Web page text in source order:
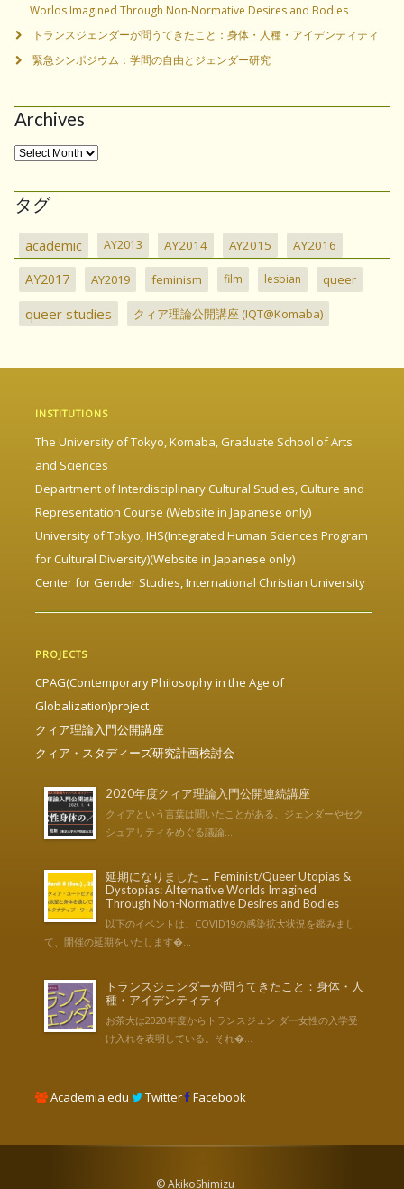
Worlds Imagined Through Non-Normative Desires and Bodies
トランスジェンダーが問うてきたこと：身体・人種・アイデンティティ
緊急シンポジウム：学問の自由とジェンダー研究
Archives
タグ
academic AY2013 AY2014 AY2015 AY2016
AY2017 AY2019 feminism film lesbian queer
queer studies クィア理論公開講座 (IQT@Komaba)
INSTITUTIONS
The University of Tokyo, Komaba, Graduate School of Arts
and Sciences
Department of Interdisciplinary Cultural Studies, Culture and
Representation Course (Website in Japanese only)
University of Tokyo, IHS(Integrated Human Sciences Program
for Cultural Diversity)(Website in Japanese only)
Center for Gender Studies, International Christian University
PROJECTS
CPAG(Contemporary Philosophy in the Age of
Globalization)project
クィア理論入門公開講座
クィア・スタディーズ研究計画検討会
2020年度クィア理論入門公開連続講座
クィアという言葉は聞いたことがある、ジェンダーやセク
シュアリティをめぐる議論...
延期になりました→ Feminist/Queer Utopias &
Dystopias: Alternative Worlds Imagined
Through Non-Normative Desires and Bodies
以下のイベントは、COVID19の感染拡大状況を鑑みまし
て、開催の延期をいたします�...
トランスジェンダーが問うてきたこと：身体・人
種・アイデンティティ
お茶大は2020年度からトランスジェン ダー女性の入学受
け入れを表明している。それ�...
Academia.edu Twitter Facebook
© AkikoShimizu